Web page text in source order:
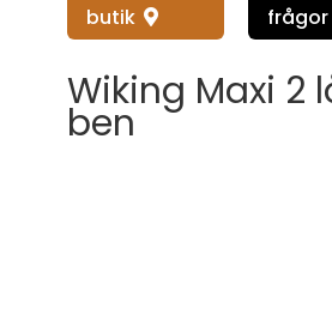
butik 
frågor
Wiking Maxi 2
ben